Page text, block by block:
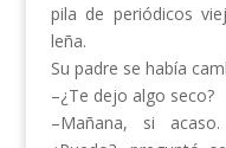
pila de periódicos
leña.
Su padre se había
–¿Te dejo algo seco?
–Mañana, si